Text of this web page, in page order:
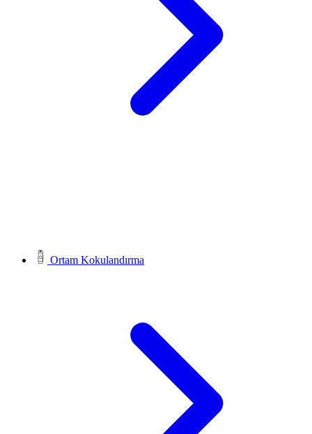
Ortam Kokulandırma